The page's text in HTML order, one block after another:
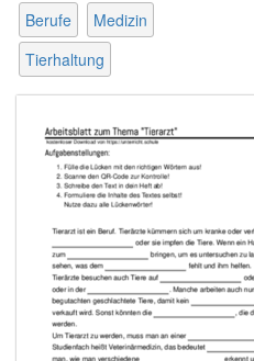
Berufe
Medizin
Tierhaltung